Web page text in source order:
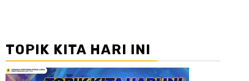
TOPIK KITA HARI INI